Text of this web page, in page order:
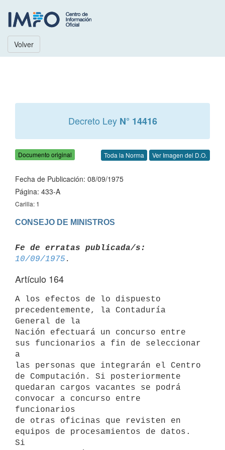
Volver
Decreto Ley N° 14416
Documento original Toda la Norma Ver Imagen del D.O.
Fecha de Publicación: 08/09/1975
Página: 433-A
Carilla: 1
CONSEJO DE MINISTROS
Fe de erratas publicada/s:
10/09/1975
Artículo 164
A los efectos de lo dispuesto
precedentemente, la Contaduría
General de la
Nación efectuará un concurso entre
sus funcionarios a fin de seleccionar
a
las personas que integrarán el Centro
de Computación. Si posteriormente
quedaran cargos vacantes se podrá
convocar a concurso entre
funcionarios
de otras oficinas que revisten en
equipos de procesamientos de datos.
Si